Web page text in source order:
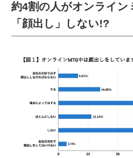
約4割の人がオンライン
「顔出し」しない!?